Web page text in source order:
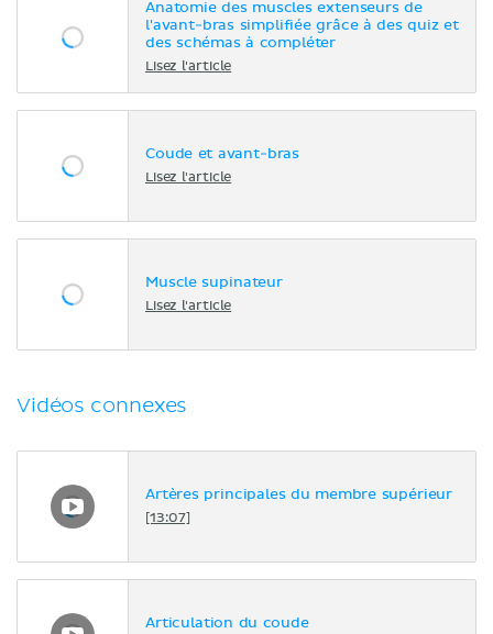
Anatomie des muscles extenseurs de
l'avant-bras simplifiée grâce à des quiz et
des schémas à compléter
Lisez l'article
Coude et avant-bras
Lisez l'article
Muscle supinateur
Lisez l'article
Vidéos connexes
Artères principales du membre supérieur
[13:07]
Articulation du coude